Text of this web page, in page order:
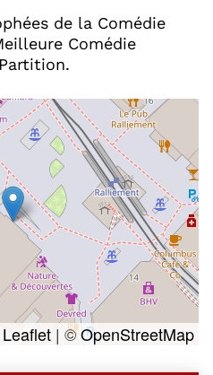
de la Comédie
Comédie
Leaflet | ©OpenStreetMap